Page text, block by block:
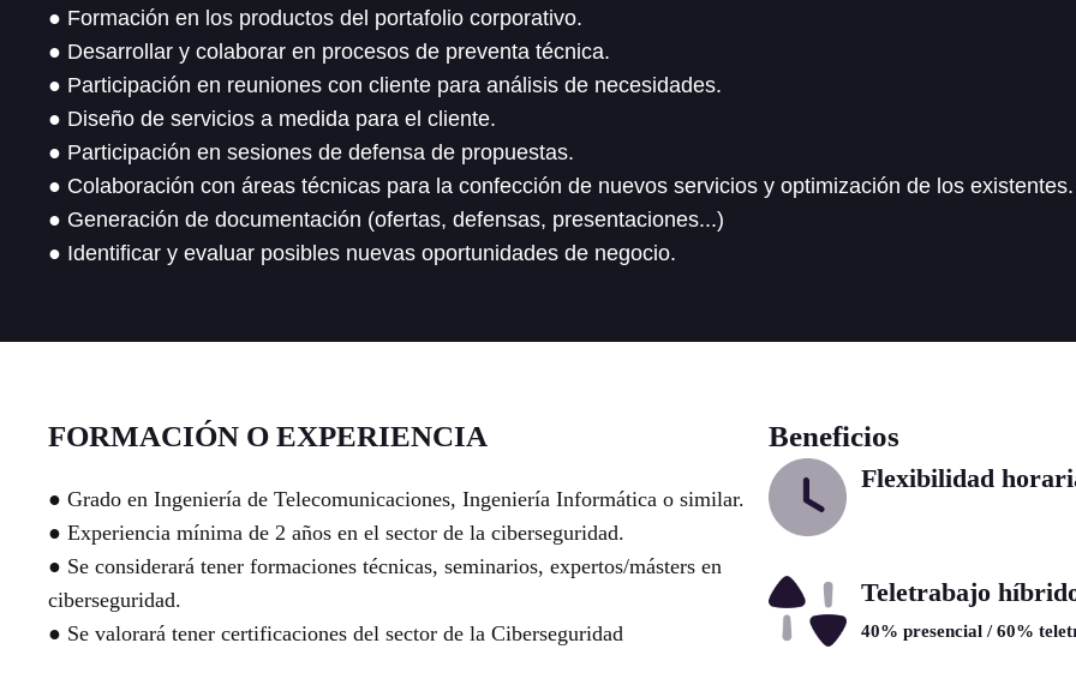
● Formación en los productos del portafolio corporativo.
● Desarrollar y colaborar en procesos de preventa técnica.
● Participación en reuniones con cliente para análisis de necesidades.
● Diseño de servicios a medida para el cliente.
● Participación en sesiones de defensa de propuestas.
● Colaboración con áreas técnicas para la confección de nuevos servicios y optimización de los existentes.
● Generación de documentación (ofertas, defensas, presentaciones...)
● Identificar y evaluar posibles nuevas oportunidades de negocio.
FORMACIÓN O EXPERIENCIA
● Grado en Ingeniería de Telecomunicaciones, Ingeniería Informática o similar.
● Experiencia mínima de 2 años en el sector de la ciberseguridad.
● Se considerará tener formaciones técnicas, seminarios, expertos/másters en
ciberseguridad.
● Se valorará tener certificaciones del sector de la Ciberseguridad
Beneficios
Flexibilidad
Teletrabajo
40% presencial / 60%